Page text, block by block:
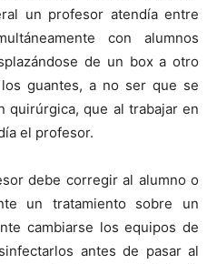
un profesor atendía entre
con alumnos
de un box a otro
guantes, a no ser que se
quirúrgica, que al trabajar en
el profesor.
debe corregir al alumno o
un tratamiento sobre un
cambiarse los equipos de
antes de pasar al